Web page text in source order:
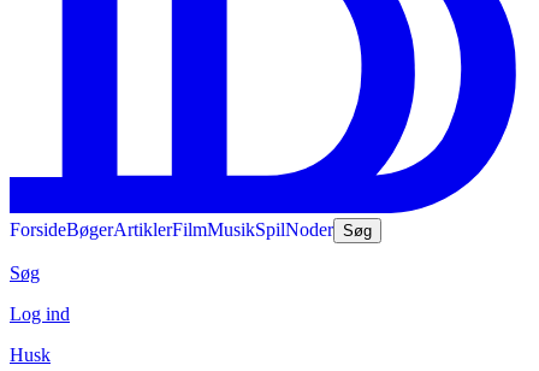
ForsideBøgerArtiklerFilmMusikSpilNoder Søg
Søg
Log ind
Husk